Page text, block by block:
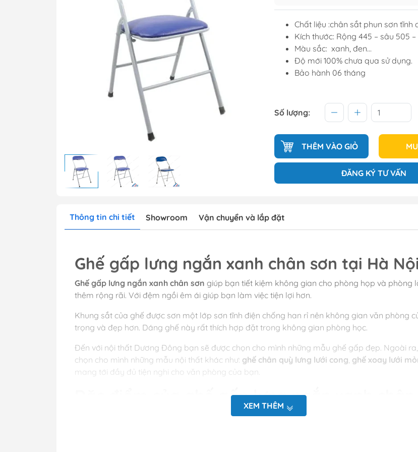
Bàn training
Ghế training
Bàn ghế học sinh
Bảng từ
Sofa văng
Sofa phòng chờ thư giãn
Bàn trà
Chất liệu :chân sắt phun sơn tĩnh
Kích thước: Rộng 445 – sâu 505
Màu sắc: xanh, đen…
Độ mới 100% chưa qua sử dụng.
Bảo hành 06 tháng
Số lượng:
THÊM VÀO GIỎ
ĐĂNG KÝ TƯ VẤN
Thông tin chi tiết Showroom Vận chuyển và lắp đặt
Ghế gấp lưng ngắn xanh chân sơn tại Hà Nội
Ghế gấp lưng ngắn xanh chân sơn giúp bạn tiết kiệm không gian cho phòng họp và phòng
thêm rộng rãi. Với đệm ngồi êm ái giúp bạn làm việc tiện lợi hơn.
Khung sắt của ghế được sơn một lớp sơn tĩnh điện chống han rỉ nên không gian văn phòng
trọng và đẹp hơn. Dáng ghế này rất thích hợp đặt trong không gian phòng học.
Đến với nội thất Dương Đông bạn sẽ được chọn cho mình những mẫu ghế gấp đẹp. Ngoài
chọn cho mình những mẫu nội thất khác như: ghế chân quỳ lưng lưới cong, ghế xoay lưới
mang tới đầy đủ tiện nghi cho văn phòng của bạn.
Đặc điểm của ghế gấp lưng ngắn xanh chân
Chất liệu :chân sắt phun sơn tĩnh điện , đệm da
XEM THÊM